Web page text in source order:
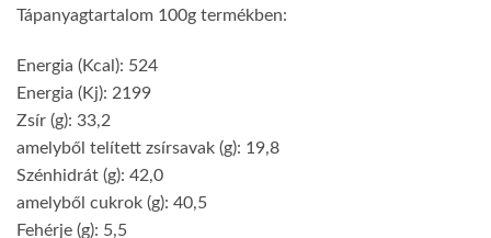
Tápanyagtartalom 100g termékben:
Energia (Kcal): 524
Energia (Kj): 2199
Zsír (g): 33,2
amelyből telített zsírsavak (g): 19,8
Szénhidrát (g): 42,0
amelyből cukrok (g): 40,5
Fehérje (g): 5,5